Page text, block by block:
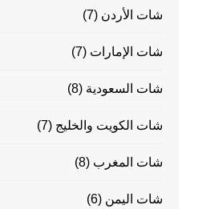
شات الأردن (7)
شات الإمارات (7)
شات السعودية (8)
شات الكويت والخليج (7)
شات المغرب (8)
شات اليمن (6)